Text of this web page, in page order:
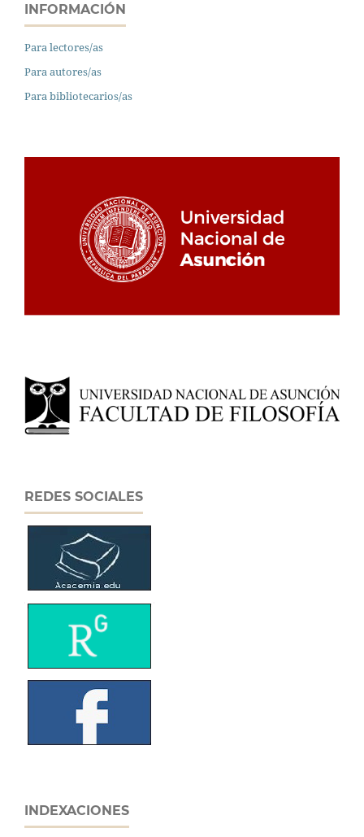
INFORMACIÓN
Para lectores/as
Para autores/as
Para bibliotecarios/as
REDES SOCIALES
INDEXACIONES